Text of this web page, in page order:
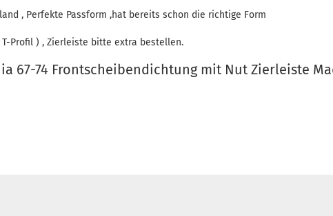
, Perfekte Passform ,hat bereits schon die richtige Form
Profil ) , Zierleiste bitte extra bestellen.
67-74 Frontscheibendichtung mit Nut Zierleiste